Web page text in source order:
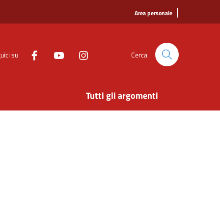
Area personale |
su Cerca
Tutti gli argomenti